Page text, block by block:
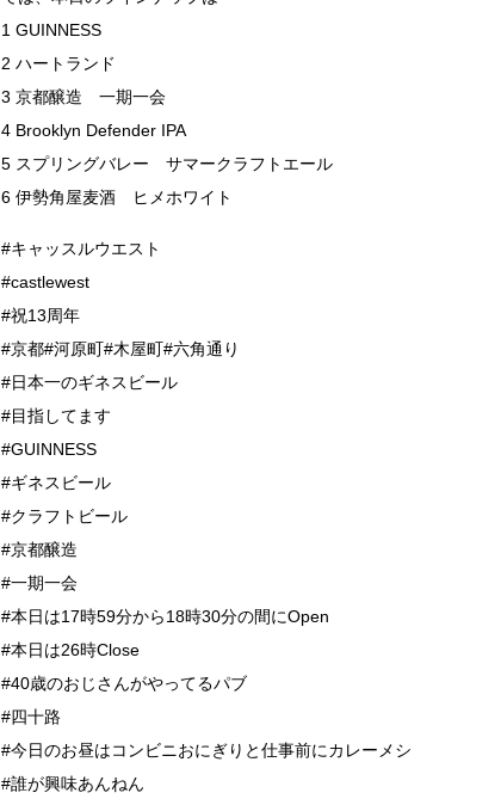
1 GUINNESS
2 ハートランド
3 京都醸造 一期一会
4 Brooklyn Defender IPA
5 スプリングバレー サマークラフトエール
6 伊勢角屋麦酒 ヒメホワイト
#キャッスルウエスト
#castlewest
#祝13周年
#京都#河原町#木屋町#六角通り
#日本一のギネスビール
#目指してます
#GUINNESS
#ギネスビール
#クラフトビール
#京都醸造
#一期一会
#本日は17時59分から18時30分の間にOpen
#本日は26時Close
#40歳のおじさんがやってるパブ
#四十路
#今日のお昼はコンビニおにぎりと仕事前にカレーメシ
#誰が興味あんねん